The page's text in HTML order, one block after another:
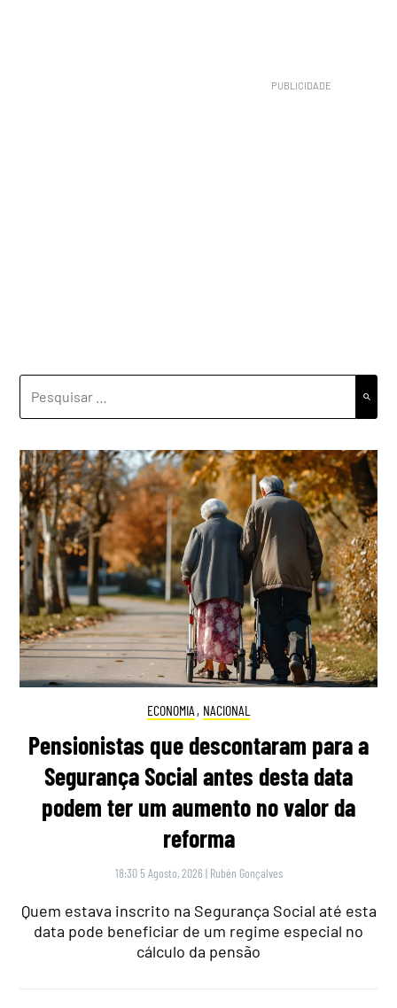
POR:
ECONOMIA , NACIONAL
Pensionistas que descontaram para a
Segurança Social antes desta data
podem ter um aumento no valor da
reforma
18:30 5 Agosto, 2026 | Rubén Gonçalves
Quem estava inscrito na Segurança Social até esta
data pode beneficiar de um regime especial no
cálculo da pensão